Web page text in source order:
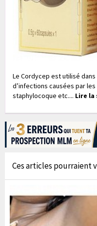
Le Cordycep est utilisé
d’infections causées par
staphylocoque etc.... Lire la
Ces articles pourraient